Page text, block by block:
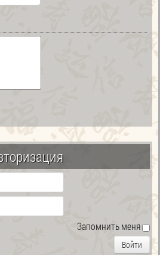
Запомнить меня
Войти